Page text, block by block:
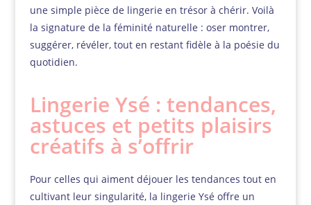
une simple pièce de lingerie en trésor à chérir. Voilà
la signature de la féminité naturelle : oser montrer,
suggérer, révéler, tout en restant fidèle à la poésie du
quotidien.
Lingerie Ysé : tendances,
astuces et petits plaisirs
créatifs à s’offrir
Pour celles qui aiment déjouer les tendances tout en
cultivant leur singularité, la lingerie Ysé offre un